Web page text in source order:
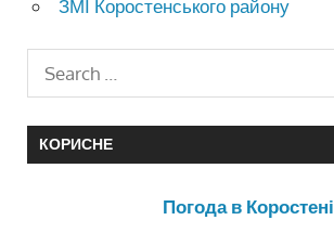
ЗМІ Коростенського району
КОРИСНЕ
Погода в Коростені